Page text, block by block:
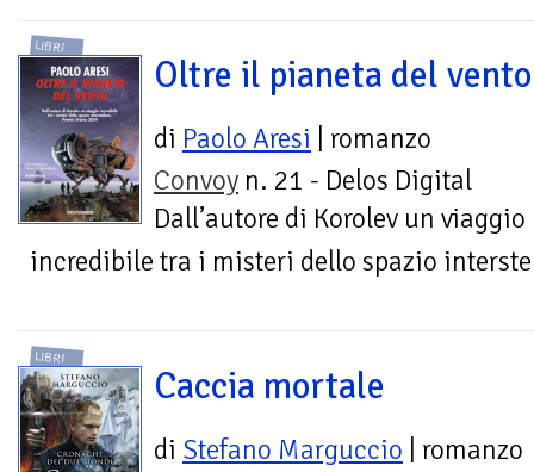
LIBRI
Oltre il pianeta del vento
di Paolo Aresi | romanzo
Convoy n. 21 - Delos Digital
Dall’autore di Korolev un viaggio
incredibile tra i misteri dello spazio
LIBRI
Caccia mortale
di Stefano Marguccio | romanzo